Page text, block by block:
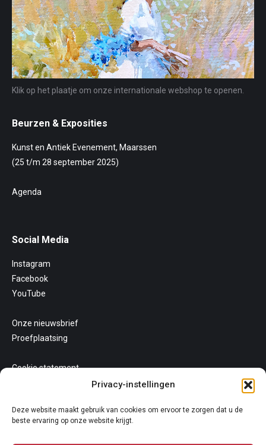
Privacy-instellingen
Deze website maakt gebruik van cookies om ervoor te zorgen dat u de
beste ervaring op onze website krijgt.
Klik op het plaatje om onze internationale webshop te openen.
Beurzen & Exposities
Kunst en Antiek Evenement, Maarssen
(25 t/m 28 september 2025)
Agenda
Social Media
Instagram
Facebook
YouTube
Onze nieuwsbrief
Proefplaatsing
Cookie statement